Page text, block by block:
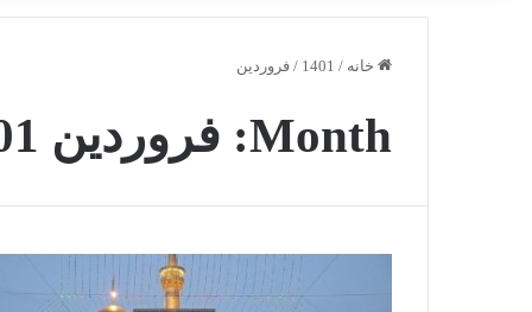
خانه /
1401
/ فروردین
Month: فروردین 1401